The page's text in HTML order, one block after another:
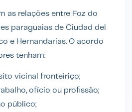
as relações entre Foz do
paraguaias de Ciudad del
e Hernandarias. O acordo
tenham:
vicinal fronteiriço;
ofício ou profissão;
público;